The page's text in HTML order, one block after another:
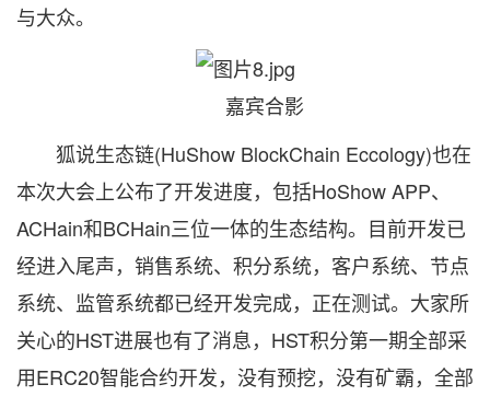
与大众。
嘉宾合影
狐说生态链(HuShow BlockChain Eccology)也在
本次大会上公布了开发进度，包括HoShow APP、
ACHain和BCHain三位一体的生态结构。目前开发已
经进入尾声，销售系统、积分系统，客户系统、节点
系统、监管系统都已经开发完成，正在测试。大家所
关心的HST进展也有了消息，HST积分第一期全部采
用ERC20智能合约开发，没有预挖，没有矿霸，全部